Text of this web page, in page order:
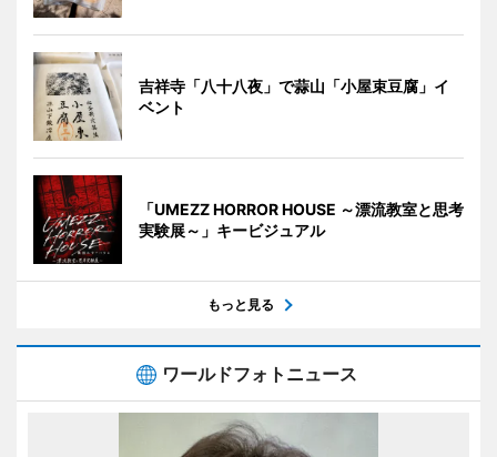
吉祥寺「八十八夜」で蒜山「小屋束豆腐」イ
ベント
「UMEZZ HORROR HOUSE ～漂流教室と思考
実験展～」キービジュアル
もっと見る
ワールドフォトニュース